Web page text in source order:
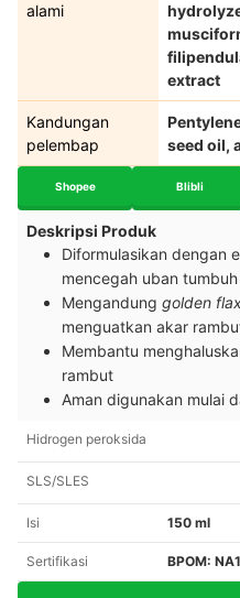
alami
extract
Kandungan
pelembap
seed oil,
Shopee Blibli
Deskripsi Produk
Diformulasikan dengan
mencegah uban
Mengandung golden
menguatkan akar
Membantu
rambut
Aman digunakan mulai
Hidrogen peroksida
SLS/SLES
Isi 150 ml
Sertifikasi BPOM: